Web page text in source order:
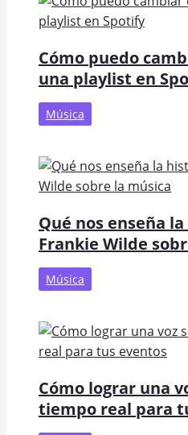
Cómo puedo
una playlist en
Música
Qué nos enseña
Frankie Wilde
Música
Cómo lograr una
tiempo real para